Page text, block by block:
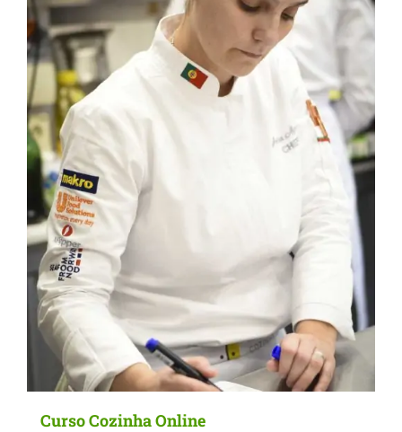
variants.
The
options
may
be
chosen
on
the
product
page
Curso Cozinha Online